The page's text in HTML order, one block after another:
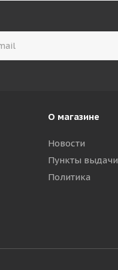
О магазине
Новости
Пункты выдачи
Политика